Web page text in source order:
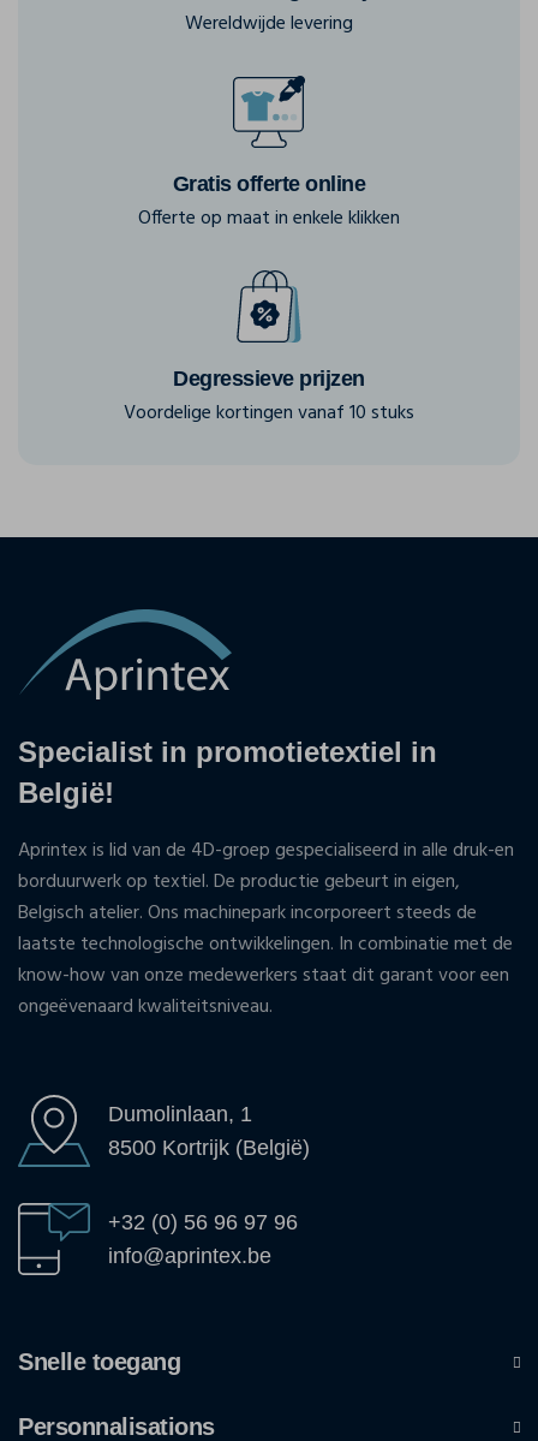
Wereldwijde levering
Gratis offerte online
Offerte op maat in enkele klikken
Degressieve prijzen
Voordelige kortingen vanaf 10 stuks
Specialist in promotietextiel in
België!
Aprintex is lid van de 4D-groep gespecialiseerd in alle druk-en
borduurwerk op textiel. De productie gebeurt in eigen,
Belgisch atelier. Ons machinepark incorporeert steeds de
laatste technologische ontwikkelingen. In combinatie met de
know-how van onze medewerkers staat dit garant voor een
ongeëvenaard kwaliteitsniveau.
Dumolinlaan, 1
8500 Kortrijk (België)
+32 (0) 56 96 97 96
info@aprintex.be
Snelle toegang
Personnalisations